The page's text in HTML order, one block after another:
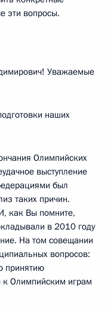
эти вопросы.
Уважаемые
наших
Олимпийских
выступление
был
таких причин.
как Вы помните,
в 2010 году
На том совещании
вопросов:
принятию
к Олимпийским играм